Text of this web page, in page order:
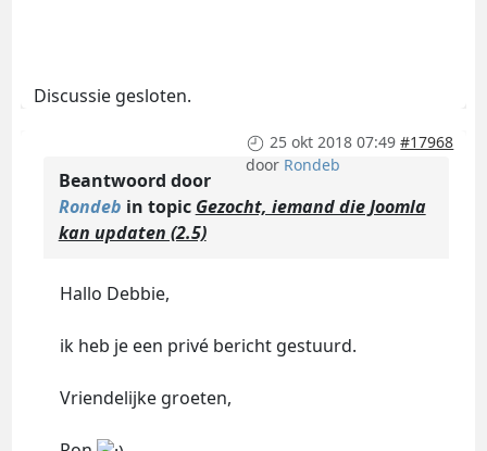
Discussie gesloten.
25 okt 2018 07:49 #17968
door Rondeb
Beantwoord door
Rondeb in topic Gezocht, iemand die Joomla
kan updaten (2.5)
Hallo Debbie,
ik heb je een privé bericht gestuurd.
Vriendelijke groeten,